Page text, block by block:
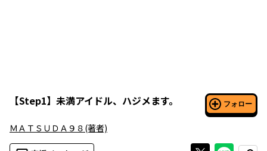
【Step1】 未満アイドル、ハジメます。 フォロー
ＭＡＴＳＵＤＡ９８ (著者)